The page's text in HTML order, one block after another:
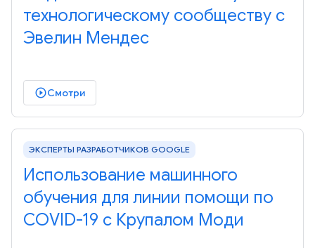
технологическому сообществу с
Эвелин Мендес
play_circle_outlinedСмотри
ЭКСПЕРТЫ РАЗРАБОТЧИКОВ GOOGLE
Использование машинного
обучения для линии помощи по
COVID-19 с Крупалом Моди